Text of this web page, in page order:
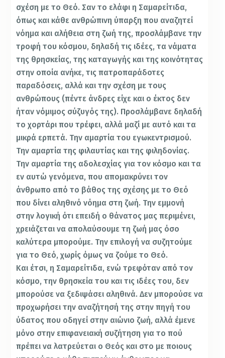
σχέση με το Θεό. Σαν το ελάφι η Σαμαρείτιδα,
όπως και κάθε ανθρώπινη ύπαρξη που αναζητεί
νόημα και αλήθεια στη ζωή της, προσλάμβανε την
τροφή του κόσμου, δηλαδή τις ιδέες, τα νάματα
της θρησκείας, της καταγωγής και της κοινότητας
στην οποία ανήκε, τις πατροπαράδοτες
παραδόσεις, αλλά και την σχέση με τους
ανθρώπους (πέντε άνδρες είχε και ο έκτος δεν
ήταν νόμιμος σύζυγός της). Προσλάμβανε δηλαδή
το χορτάρι που τρέφει, αλλά μαζί με αυτό και τα
μικρά ερπετά. Την αμαρτία του εγωκεντρισμού.
Την αμαρτία της φιλαυτίας και της φιληδονίας.
Την αμαρτία της αδολεσχίας για τον κόσμο και τα
εν αυτώ γενόμενα, που απομακρύνει τον
άνθρωπο από το βάθος της σχέσης με το Θεό
που δίνει αληθινό νόημα στη ζωή. Την εμμονή
στην λογική ότι επειδή ο θάνατος μας περιμένει,
χρειάζεται να απολαύσουμε τη ζωή μας όσο
καλύτερα μπορούμε. Την επιλογή να συζητούμε
για το Θεό, χωρίς όμως να ζούμε το Θεό.
Και έτσι, η Σαμαρείτιδα, ενώ τρεφόταν από τον
κόσμο, την θρησκεία του και τις ιδέες του, δεν
μπορούσε να ξεδιψάσει αληθινά. Δεν μπορούσε να
προχωρήσει την αναζήτησή της στην πηγή του
ύδατος που οδηγεί στην αιώνιο ζωή, αλλά έμενε
μόνο στην επιφανειακή συζήτηση για το πού
πρέπει να λατρεύεται ο Θεός και στο με ποιους